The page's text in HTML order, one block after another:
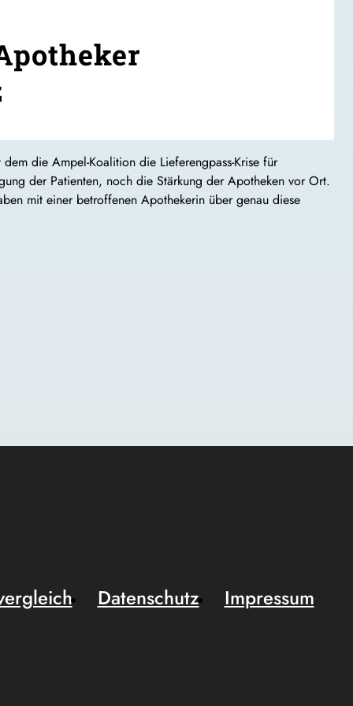
die Ampel-Koalition die Lieferengpass-Krise für
der Patienten, noch die Stärkung der Apotheken vor Ort.
mit einer betroffenen Apothekerin über genau diese
Datenschutz
Impressum